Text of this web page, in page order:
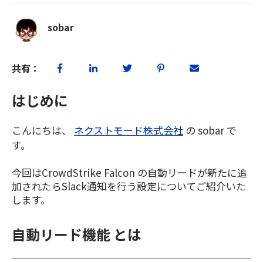
sobar
共有：
はじめに
こんにちは、 ネクストモード株式会社 の sobar で
す。
今回はCrowdStrike Falcon の自動リードが新たに追
加されたらSlack通知を行う設定についてご紹介いた
します。
自動リード機能 とは